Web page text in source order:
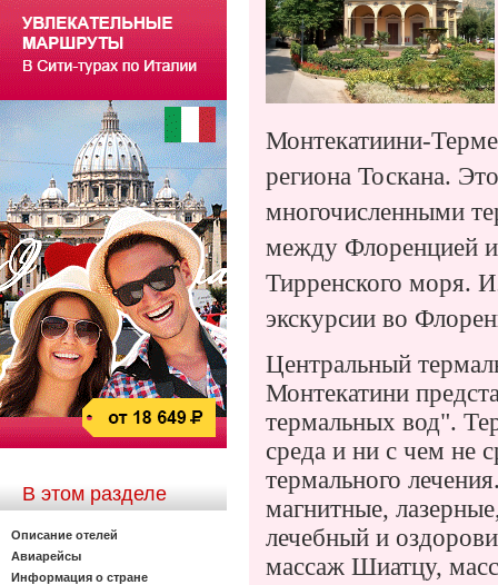
В этом разделе
Описание отелей
Авиарейсы
Информация о стране
Монтекатиини-Терме
региона Тоскана.
многочисленными
между Флоренцией
Тирренского моря.
экскурсии во
Центральный
Монтекатини
термальных вод".
среда и ни с чем не
термального
магнитные,
лечебный и
массаж Шиатцу,